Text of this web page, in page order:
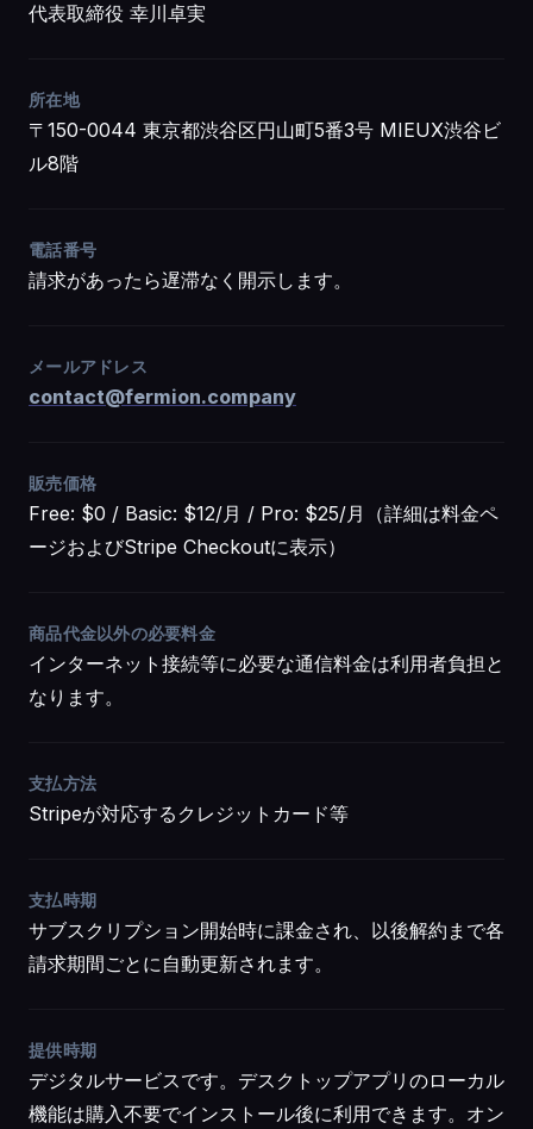
代表取締役 幸川卓実
所在地
〒150-0044 東京都渋谷区円山町5番3号 MIEUX渋谷ビ
ル8階
電話番号
請求があったら遅滞なく開示します。
メールアドレス
contact@fermion.company
販売価格
Free: $0 / Basic: $12/月 / Pro: $25/月（詳細は料金ペ
ージおよびStripe Checkoutに表示）
商品代金以外の必要料金
インターネット接続等に必要な通信料金は利用者負担と
なります。
支払方法
Stripeが対応するクレジットカード等
支払時期
サブスクリプション開始時に課金され、以後解約まで各
請求期間ごとに自動更新されます。
提供時期
デジタルサービスです。デスクトップアプリのローカル
機能は購入不要でインストール後に利用できます。オン